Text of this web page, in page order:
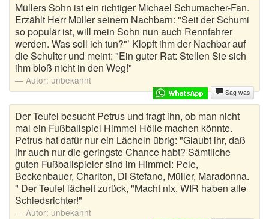
Müllers Sohn ist ein richtiger Michael Schumacher-Fan.
Erzählt Herr Müller seinem Nachbarn: "Seit der Schumi
so populär ist, will mein Sohn nun auch Rennfahrer
werden. Was soll ich tun?"’ Klopft ihm der Nachbar auf
die Schulter und meint: "Ein guter Rat: Stellen Sie sich
ihm bloß nicht in den Weg!"
Autor: unbekannt
Sag was
Der Teufel besucht Petrus und fragt ihn, ob man nicht
mal ein Fußballspiel Himmel Hölle machen könnte.
Petrus hat dafür nur ein Lächeln übrig: "Glaubt ihr, daß
ihr auch nur die geringste Chance habt? Sämtliche
guten Fußballspieler sind im Himmel: Pele,
Beckenbauer, Charlton, Di Stefano, Müller, Maradonna.
" Der Teufel lächelt zurück, "Macht nix, WIR haben alle
Schiedsrichter!"
Autor: unbekannt